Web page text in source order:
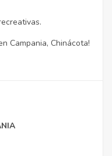
Campania, Chinácota!